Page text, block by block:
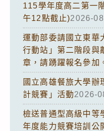
115學年度高二第一
午12點截止)2026-
運動部委請國立東華
行動站」第二階段與
章，請踴躍報名參加
國立高雄餐旅大學辦
計競賽」活動2026-
檢送普通型高級中等
年度能力競賽培訓公